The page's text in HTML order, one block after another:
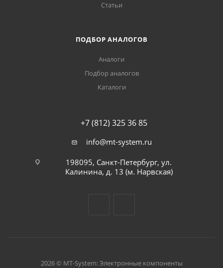
Статьи
ПОДБОР АНАЛОГОВ
Аналоги
Подбор аналогов
Каталоги
+7 (812) 325 36 85
info@mt-system.ru
198095, Санкт-Петербург, ул.
Калинина, д. 13 (м. Нарвская)
2026 © MT-System: Электронные компоненты